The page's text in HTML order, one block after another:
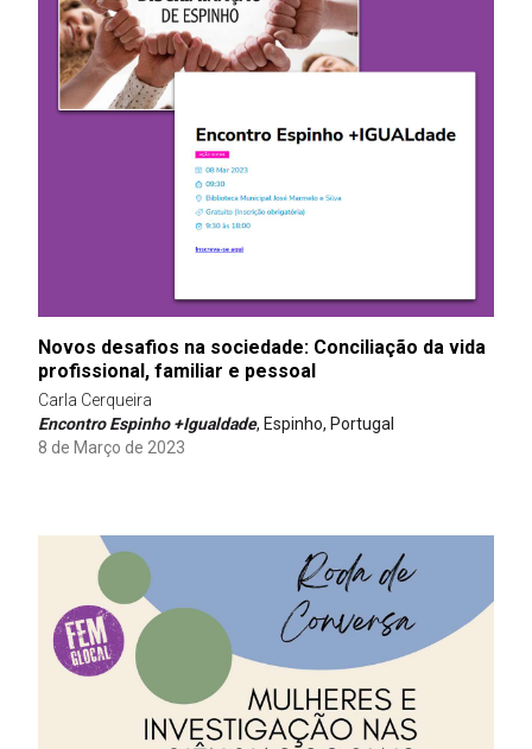
Novos desafios na sociedade: Conciliação da vida
profissional, familiar e pessoal
Carla Cerqueira
Encontro Espinho +Igualdade, Espinho, Portugal
8 de Março de 2023